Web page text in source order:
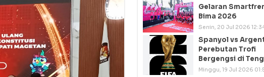
Gelaran
Bima 2026
Senin, 20 Jul 2026
Spanyol vs
Perebutan Trofi
Bergengsi di
Semangat
Minggu, 19 Jul 2026